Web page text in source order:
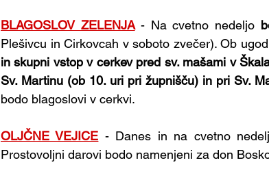
BLAGOSLOV ZELENJA - Na cvetno nedeljo
Plešivcu in Cirkovcah v soboto zvečer). Ob
in skupni vstop v cerkev pred sv. mašami v
Sv. Martinu (ob 10. uri pri župnišču) in pri Sv.
bodo blagoslovi v cerkvi.
OLJČNE VEJICE - Danes in na cvetno
Prostovoljni darovi bodo namenjeni za don